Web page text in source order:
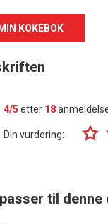
KOKEBOK
4/5 etter 18
Din vurdering:
til